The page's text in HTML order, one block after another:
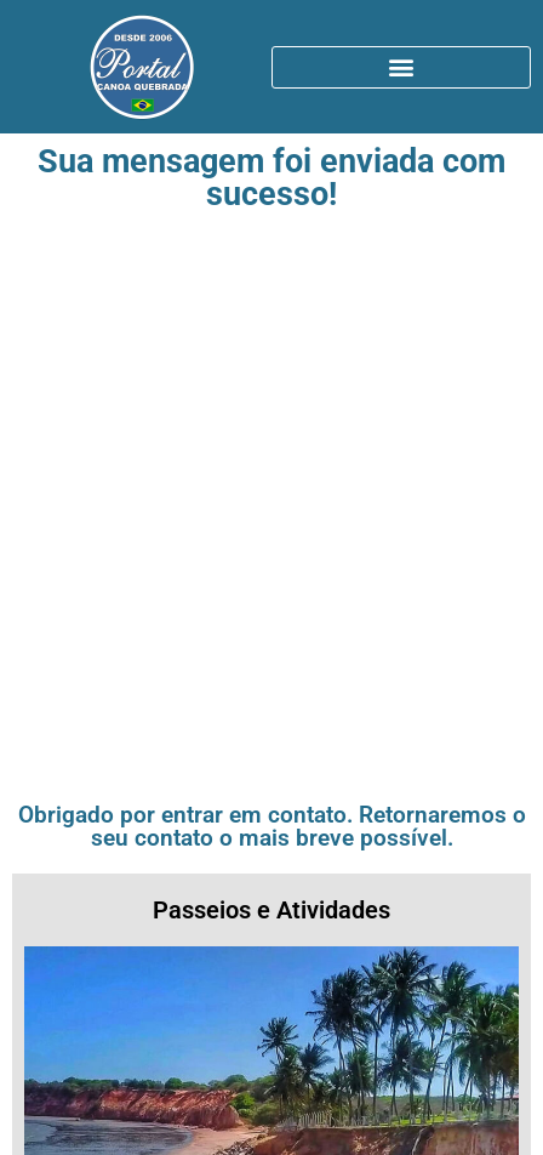
Sua mensagem foi enviada com
sucesso!
Obrigado por entrar em contato. Retornaremos o
seu contato o mais breve possível.
Passeios e Atividades